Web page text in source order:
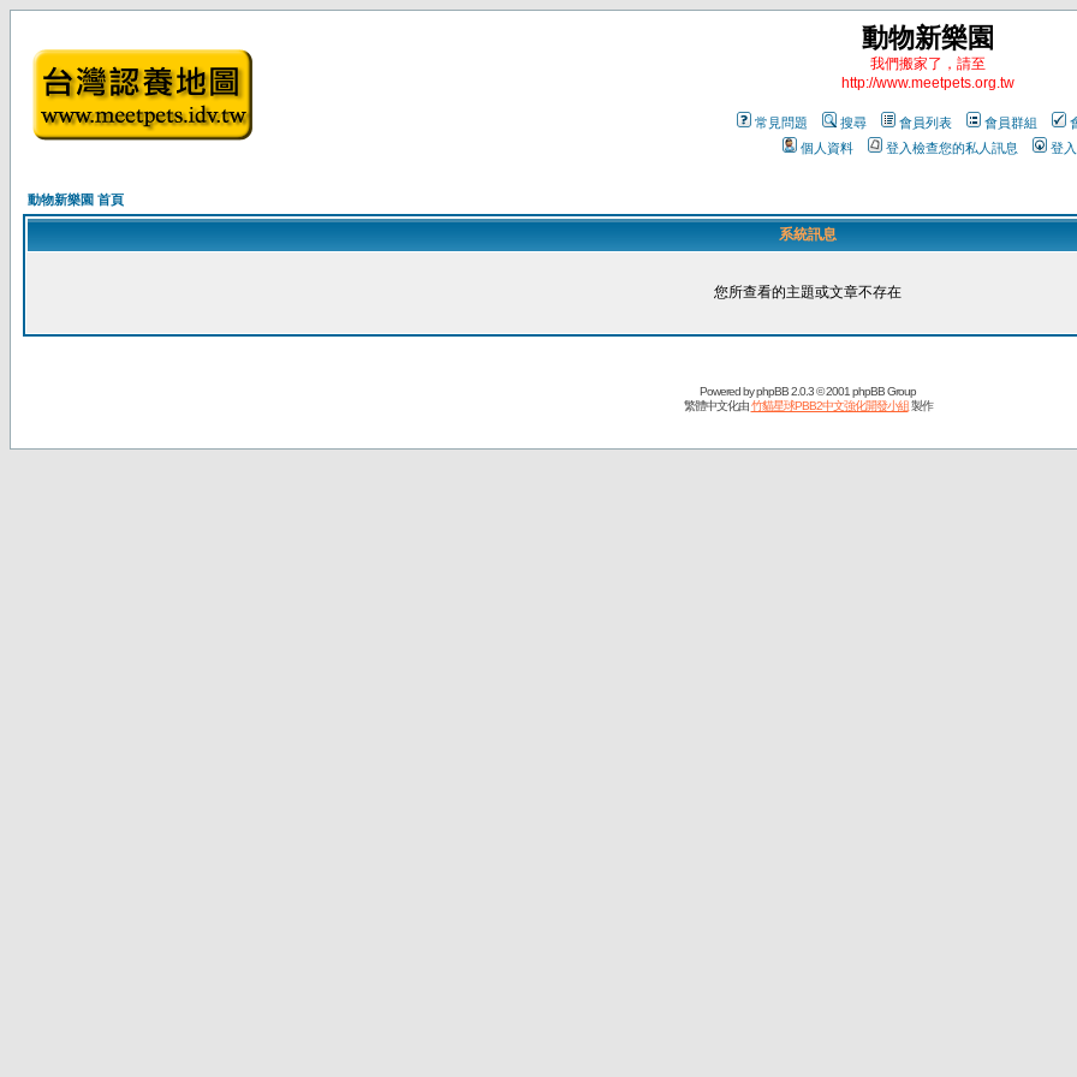
動物新樂園
我們搬家了，請至
http://www.meetpets.org.tw
常見問題 搜尋 會員列表 會員群組
個人資料
登入檢查您的私人訊息 登入
動物新樂園 首頁
系統訊息
您所查看的主題或文章不存在
Powered byphpBB2.0.3 © 2001 phpBB Group
繁體中文化由竹貓星球PBB2中文強化開發小組製作